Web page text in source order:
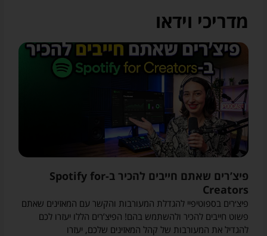
מדריכי וידאו
פיצ’רים שאתם חייבים להכיר ב-Spotify for
Creators
פיצ׳רים בספוטיפיי להגדלת המעורבות והקשר עם המאזינים שאתם
פשוט חייבים להכיר ולהשתמש בהם! הפיצ’רים הללו יעזרו לכם
להגדיל את המעורבות של קהל המאזינים שלכם, יעזרו